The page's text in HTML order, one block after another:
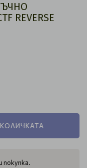
REVERSE
покупка.